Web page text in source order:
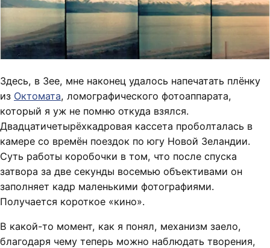
Здесь, в Зее, мне наконец удалось напечатать плёнку
из Октомата, ломографического фотоаппарата,
который я уж не помню откуда взялся.
Двадцатичетырёхкадровая кассета проболталась в
камере со времён поездок по югу Новой Зеландии.
Суть работы коробочки в том, что после спуска
затвора за две секунды восемью объективами он
заполняет кадр маленькими фотографиями.
Получается короткое «кино».
В какой-то момент, как я понял, механизм заело,
благодаря чему теперь можно наблюдать творения,